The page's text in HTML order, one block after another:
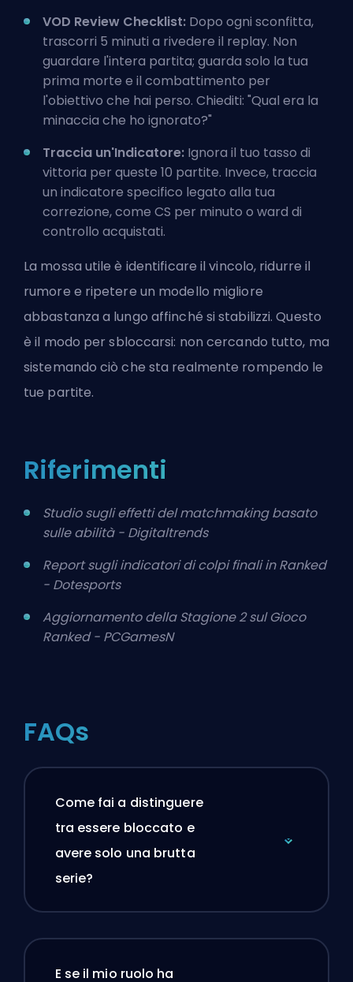
VOD Review Checklist: Dopo ogni sconfitta,
trascorri 5 minuti a rivedere il replay. Non
guardare l'intera partita; guarda solo la tua
prima morte e il combattimento per
l'obiettivo che hai perso. Chiediti: "Qual era la
minaccia che ho ignorato?"
Traccia un'Indicatore: Ignora il tuo tasso di
vittoria per queste 10 partite. Invece, traccia
un indicatore specifico legato alla tua
correzione, come CS per minuto o ward di
controllo acquistati.
La mossa utile è identificare il vincolo, ridurre il
rumore e ripetere un modello migliore
abbastanza a lungo affinché si stabilizzi. Questo
è il modo per sbloccarsi: non cercando tutto, ma
sistemando ciò che sta realmente rompendo le
tue partite.
Riferimenti
Studio sugli effetti del matchmaking basato
sulle abilità - Digitaltrends
Report sugli indicatori di colpi finali in Ranked
- Dotesports
Aggiornamento della Stagione 2 sul Gioco
Ranked - PCGamesN
FAQs
Come fai a distinguere
tra essere bloccato e
avere solo una brutta
serie?
E se il mio ruolo ha